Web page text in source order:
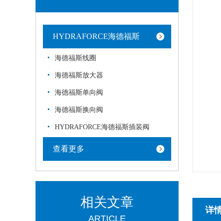
HYDRAFORCE海德福斯
海德福斯线圈
海德福斯放大器
海德福斯单向阀
海德福斯换向阀
HYDRAFORCE海德福斯插装阀
查看更多
相关文章
ARTICLE
详